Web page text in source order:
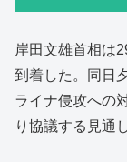
岸田文雄首相は
到着した。同日
ライナ侵攻への
り協議する見通